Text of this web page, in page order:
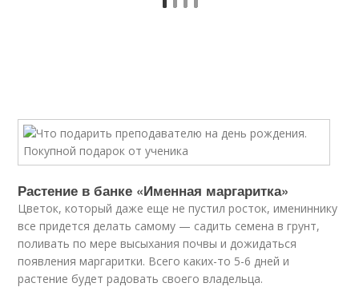
Растение в банке «Именная маргаритка»
Цветок, который даже еще не пустил росток, имениннику
все придется делать самому — садить семена в грунт,
поливать по мере высыхания почвы и дожидаться
появления маргаритки. Всего каких-то 5-6 дней и
растение будет радовать своего владельца.